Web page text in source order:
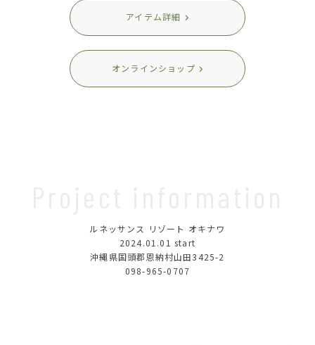
アイテム詳細
オンラインショップ
ルネッサンス リゾート オキナワ
2024.01.01 start
沖縄県国頭郡恩納村山田3425-2
098-965-0707